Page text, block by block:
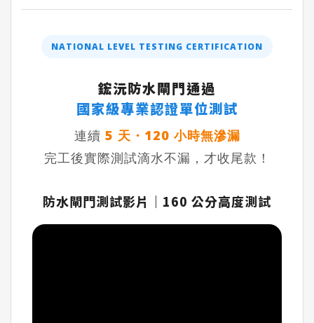
NATIONAL LEVEL TESTING CERTIFICATION
鋐沅防水閘門通過
國家級專業認證單位測試
連續 5 天・120 小時無滲漏
完工後實際測試滴水不漏，才收尾款！
防水閘門測試影片｜160 公分高度測試